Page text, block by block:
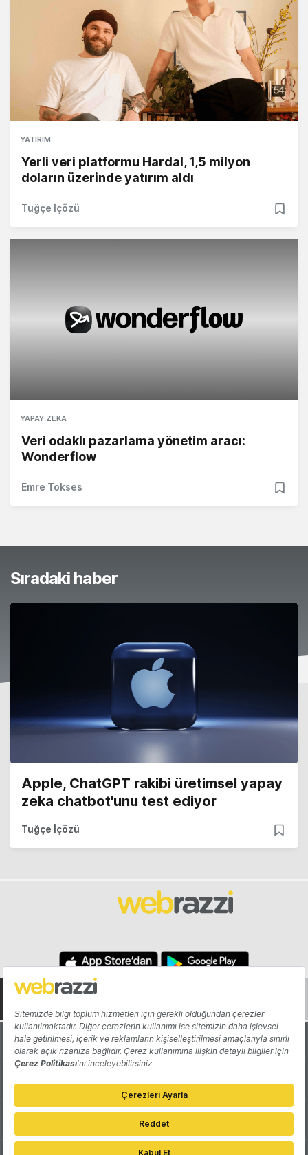
YATIRIM
Yerli veri platformu Hardal, 1,5 milyon
doların üzerinde yatırım aldı
Tuğçe İçözü
YAPAY ZEKA
Veri odaklı pazarlama yönetim aracı:
Wonderflow
Emre Tokses
Sıradaki haber
Apple, ChatGPT rakibi üretimsel yapay
zeka chatbot'unu test ediyor
Tuğçe İçözü
Hakkında Yazarlar
Katkıda Bulun Reklam